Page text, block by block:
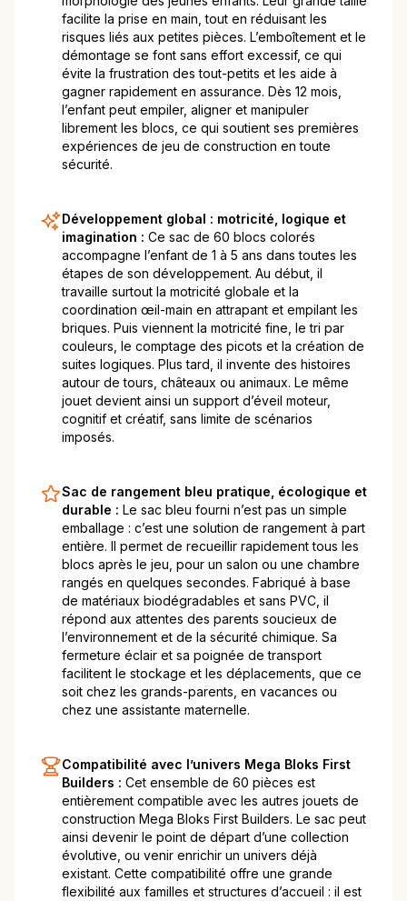
facilite la prise en main, tout en réduisant les
risques liés aux petites pièces. L’emboîtement et le
démontage se font sans effort excessif, ce qui
évite la frustration des tout-petits et les aide à
gagner rapidement en assurance. Dès 12 mois,
l’enfant peut empiler, aligner et manipuler
librement les blocs, ce qui soutient ses premières
expériences de jeu de construction en toute
sécurité.
Développement global : motricité, logique et
imagination : Ce sac de 60 blocs colorés
accompagne l’enfant de 1 à 5 ans dans toutes les
étapes de son développement. Au début, il
travaille surtout la motricité globale et la
coordination œil-main en attrapant et empilant les
briques. Puis viennent la motricité fine, le tri par
couleurs, le comptage des picots et la création de
suites logiques. Plus tard, il invente des histoires
autour de tours, châteaux ou animaux. Le même
jouet devient ainsi un support d’éveil moteur,
cognitif et créatif, sans limite de scénarios
imposés.
Sac de rangement bleu pratique, écologique et
durable : Le sac bleu fourni n’est pas un simple
emballage : c’est une solution de rangement à part
entière. Il permet de recueillir rapidement tous les
blocs après le jeu, pour un salon ou une chambre
rangés en quelques secondes. Fabriqué à base
de matériaux biodégradables et sans PVC, il
répond aux attentes des parents soucieux de
l’environnement et de la sécurité chimique. Sa
fermeture éclair et sa poignée de transport
facilitent le stockage et les déplacements, que ce
soit chez les grands-parents, en vacances ou
chez une assistante maternelle.
Compatibilité avec l’univers Mega Bloks First
Builders : Cet ensemble de 60 pièces est
entièrement compatible avec les autres jouets de
construction Mega Bloks First Builders. Le sac peut
ainsi devenir le point de départ d’une collection
évolutive, ou venir enrichir un univers déjà
existant. Cette compatibilité offre une grande
flexibilité aux familles et structures d’accueil : il est